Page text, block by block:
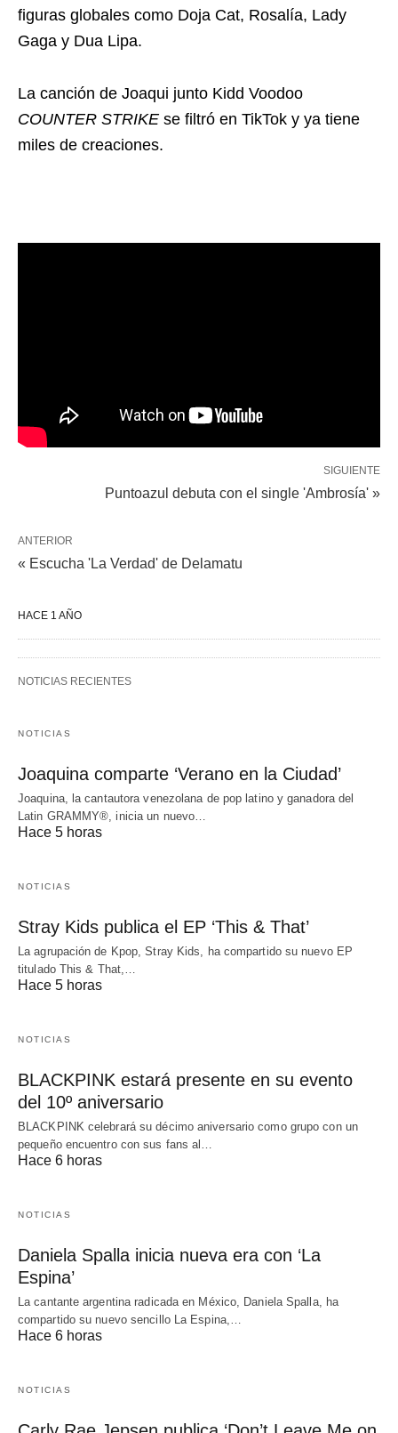
figuras globales como Doja Cat, Rosalía, Lady
Gaga y Dua Lipa.
La canción de Joaqui junto Kidd Voodoo
COUNTER STRIKE se filtró en TikTok y ya tiene
miles de creaciones.
SIGUIENTE
Puntoazul debuta con el single 'Ambrosía' »
ANTERIOR
« Escucha 'La Verdad' de Delamatu
HACE 1 AÑO
NOTICIAS RECIENTES
NOTICIAS
Joaquina comparte ‘Verano en la Ciudad’
Joaquina, la cantautora venezolana de pop latino y ganadora del
Latin GRAMMY®, inicia un nuevo…
Hace 5 horas
NOTICIAS
Stray Kids publica el EP ‘This & That’
La agrupación de Kpop, Stray Kids, ha compartido su nuevo EP
titulado This & That,…
Hace 5 horas
NOTICIAS
BLACKPINK estará presente en su evento
del 10º aniversario
BLACKPINK celebrará su décimo aniversario como grupo con un
pequeño encuentro con sus fans al…
Hace 6 horas
NOTICIAS
Daniela Spalla inicia nueva era con ‘La
Espina’
La cantante argentina radicada en México, Daniela Spalla, ha
compartido su nuevo sencillo La Espina,…
Hace 6 horas
NOTICIAS